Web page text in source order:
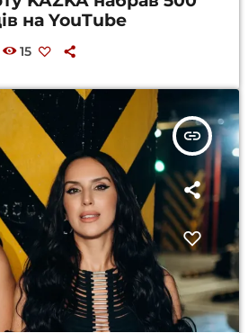
на YouTube
15
insert_link